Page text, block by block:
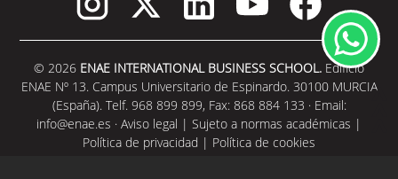
© 2026 ENAE INTERNATIONAL BUSINESS SCHOOL. Edificio
ENAE Nº 13. Campus Universitario de Espinardo. 30100 MURCIA
(España). Telf. 968 899 899, Fax: 868 884 133 · Email:
info@enae.es · Aviso legal | Sujeto a normas académicas |
Política de privacidad | Política de cookies